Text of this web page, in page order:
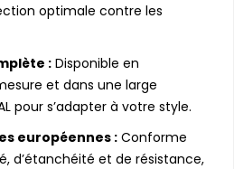
optimale contre les
: Disponible en
et dans une large
pour s’adapter à votre style.
européennes : Conforme
d’étanchéité et de résistance,